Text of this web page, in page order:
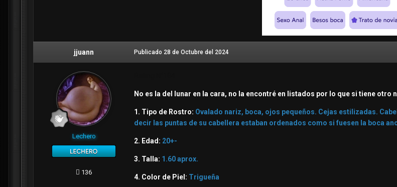
jjuann
Lechero
136
Publicado 28 de Octubre del 2024
No es la del lunar en la cara, no la encontré en listados por lo que si tiene otro
1. Tipo de Rostro: Ovalado nariz, boca, ojos pequeños. Cejas estilizadas.
decir las puntas de su cabellera estaban ordenados como si fuesen la boca
2. Edad: 20+-
3. Talla: 1.60 aprox.
4. Color de Piel: Trigueña